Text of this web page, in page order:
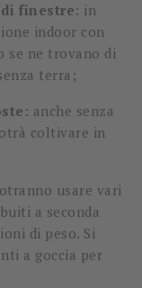
finestre: in
indoor con
se ne trovano di
terra;
: anche senza
coltivare in
usare vari
a seconda
di peso. Si
a goccia per